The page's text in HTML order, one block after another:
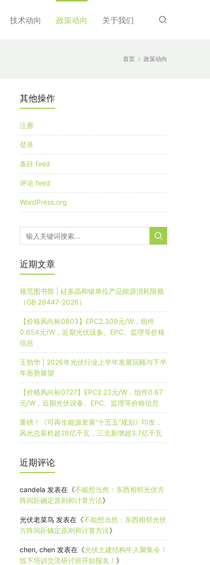
技术动向 政策动向 关于我们
首页 政策动向
其他操作
注册
登录
条目 feed
评论 feed
WordPress.org
近期文章
规范图书馆 | 硅多晶和锗单位产品能源消耗限额
（GB 29447-2026）
【价格风向标0803】EPC2.309元/W，组件
0.654元/W，近期光伏设备、EPC、监理等价格
信息
王勃华 | 2026年光伏行业上半年发展回顾与下半
年形势展望
【价格风向标0727】EPC2.23元/W，组件0.67
元/W，近期光伏设备、EPC、监理等价格信息
重磅！《可再生能源发展“十五五”规划》印发，
风光总装机超28亿千瓦，三北新增超3.7亿千瓦
近期评论
candela 发表在《不能想当然：东西相邻光伏方
阵间距确定原则和计算方法》
光伏老菜鸟 发表在《不能想当然：东西相邻光伏
方阵间距确定原则和计算方法》
chen, chen 发表在《光伏土建结构牛人聚集令！
线下培训交流研讨班开始报名！ 》